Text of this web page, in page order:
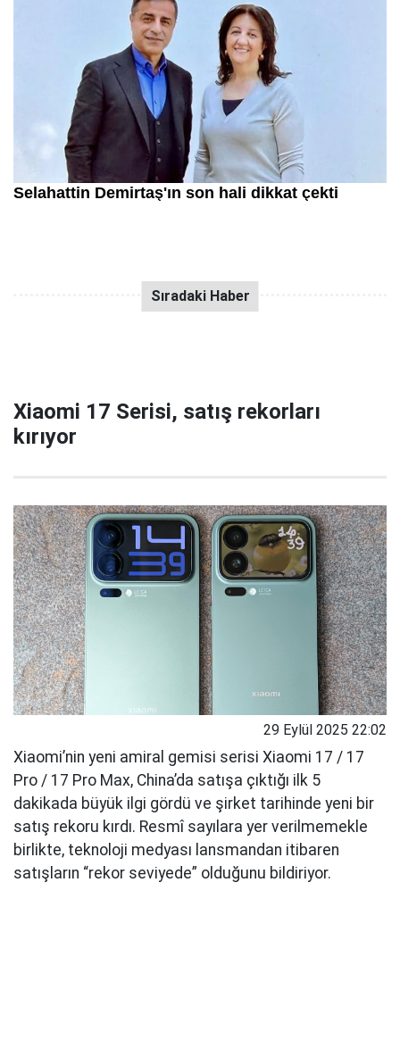
Xiaomi 17 Serisi, satış rekorları
kırıyor
29 Eylül 2025 22:02
Xiaomi’nin yeni amiral gemisi serisi Xiaomi 17 / 17
Pro / 17 Pro Max, China’da satışa çıktığı ilk 5
dakikada büyük ilgi gördü ve şirket tarihinde yeni bir
satış rekoru kırdı. Resmî sayılara yer verilmemekle
birlikte, teknoloji medyası lansmandan itibaren
satışların “rekor seviyede” olduğunu bildiriyor.